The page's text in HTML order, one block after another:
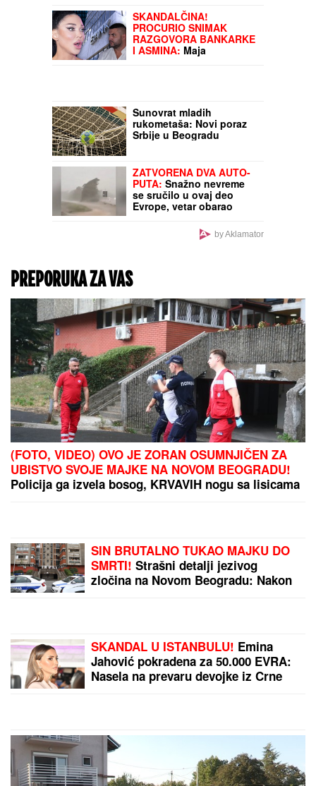
SKANDALČINA!
PROCURIO SNIMAK
RAZGOVORA BANKARKE
I ASMINA: Maja
Marinković van sebe
Sunovrat mladih
rukometaša: Novi poraz
Srbije u Beogradu
ZATVORENA DVA AUTO-
PUTA: Snažno nevreme
se sručilo u ovaj deo
Evrope, vetar obarao
drveće (VIDEO)
by Aklamator
PREPORUKA ZA VAS
(FOTO, VIDEO) OVO JE ZORAN OSUMNJIČEN ZA
UBISTVO SVOJE MAJKE NA NOVOM BEOGRADU!
Policija ga izvela bosog, KRVAVIH nogu sa lisicama
SIN BRUTALNO TUKAO MAJKU DO
SMRTI! Strašni detalji jezivog
zločina na Novom Beogradu: Nakon
SKANDAL U ISTANBULU! Emina
Jahović pokradena za 50.000 EVRA:
Nasela na prevaru devojke iz Crne